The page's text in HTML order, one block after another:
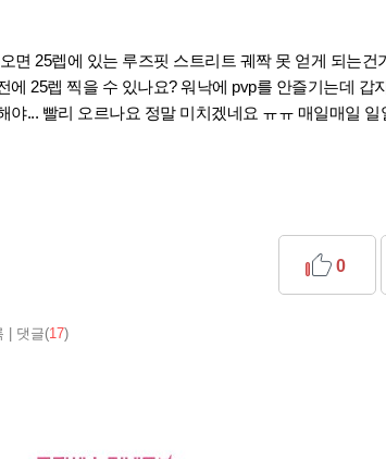
면 25렙에 있는 루즈핏 스트리트 궤짝 못 얻게 되는건
에 25렙 찍을 수 있나요? 워낙에 pvp를 안즐기는데 갑
야... 빨리 오르나요 정말 미치겠네요 ㅠㅠ 매일매일
댓글(17)
0